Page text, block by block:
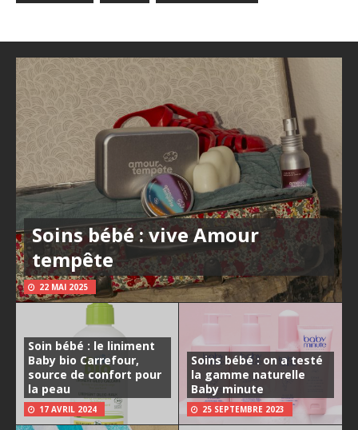
Soins bébé : vive Amour
tempête
22 MAI 2025
Soin bébé : le liniment
Baby bio Carrefour,
source de confort pour
la peau
17 AVRIL 2024
Soins bébé : on a testé
la gamme naturelle
Baby minute
25 SEPTEMBRE 2023